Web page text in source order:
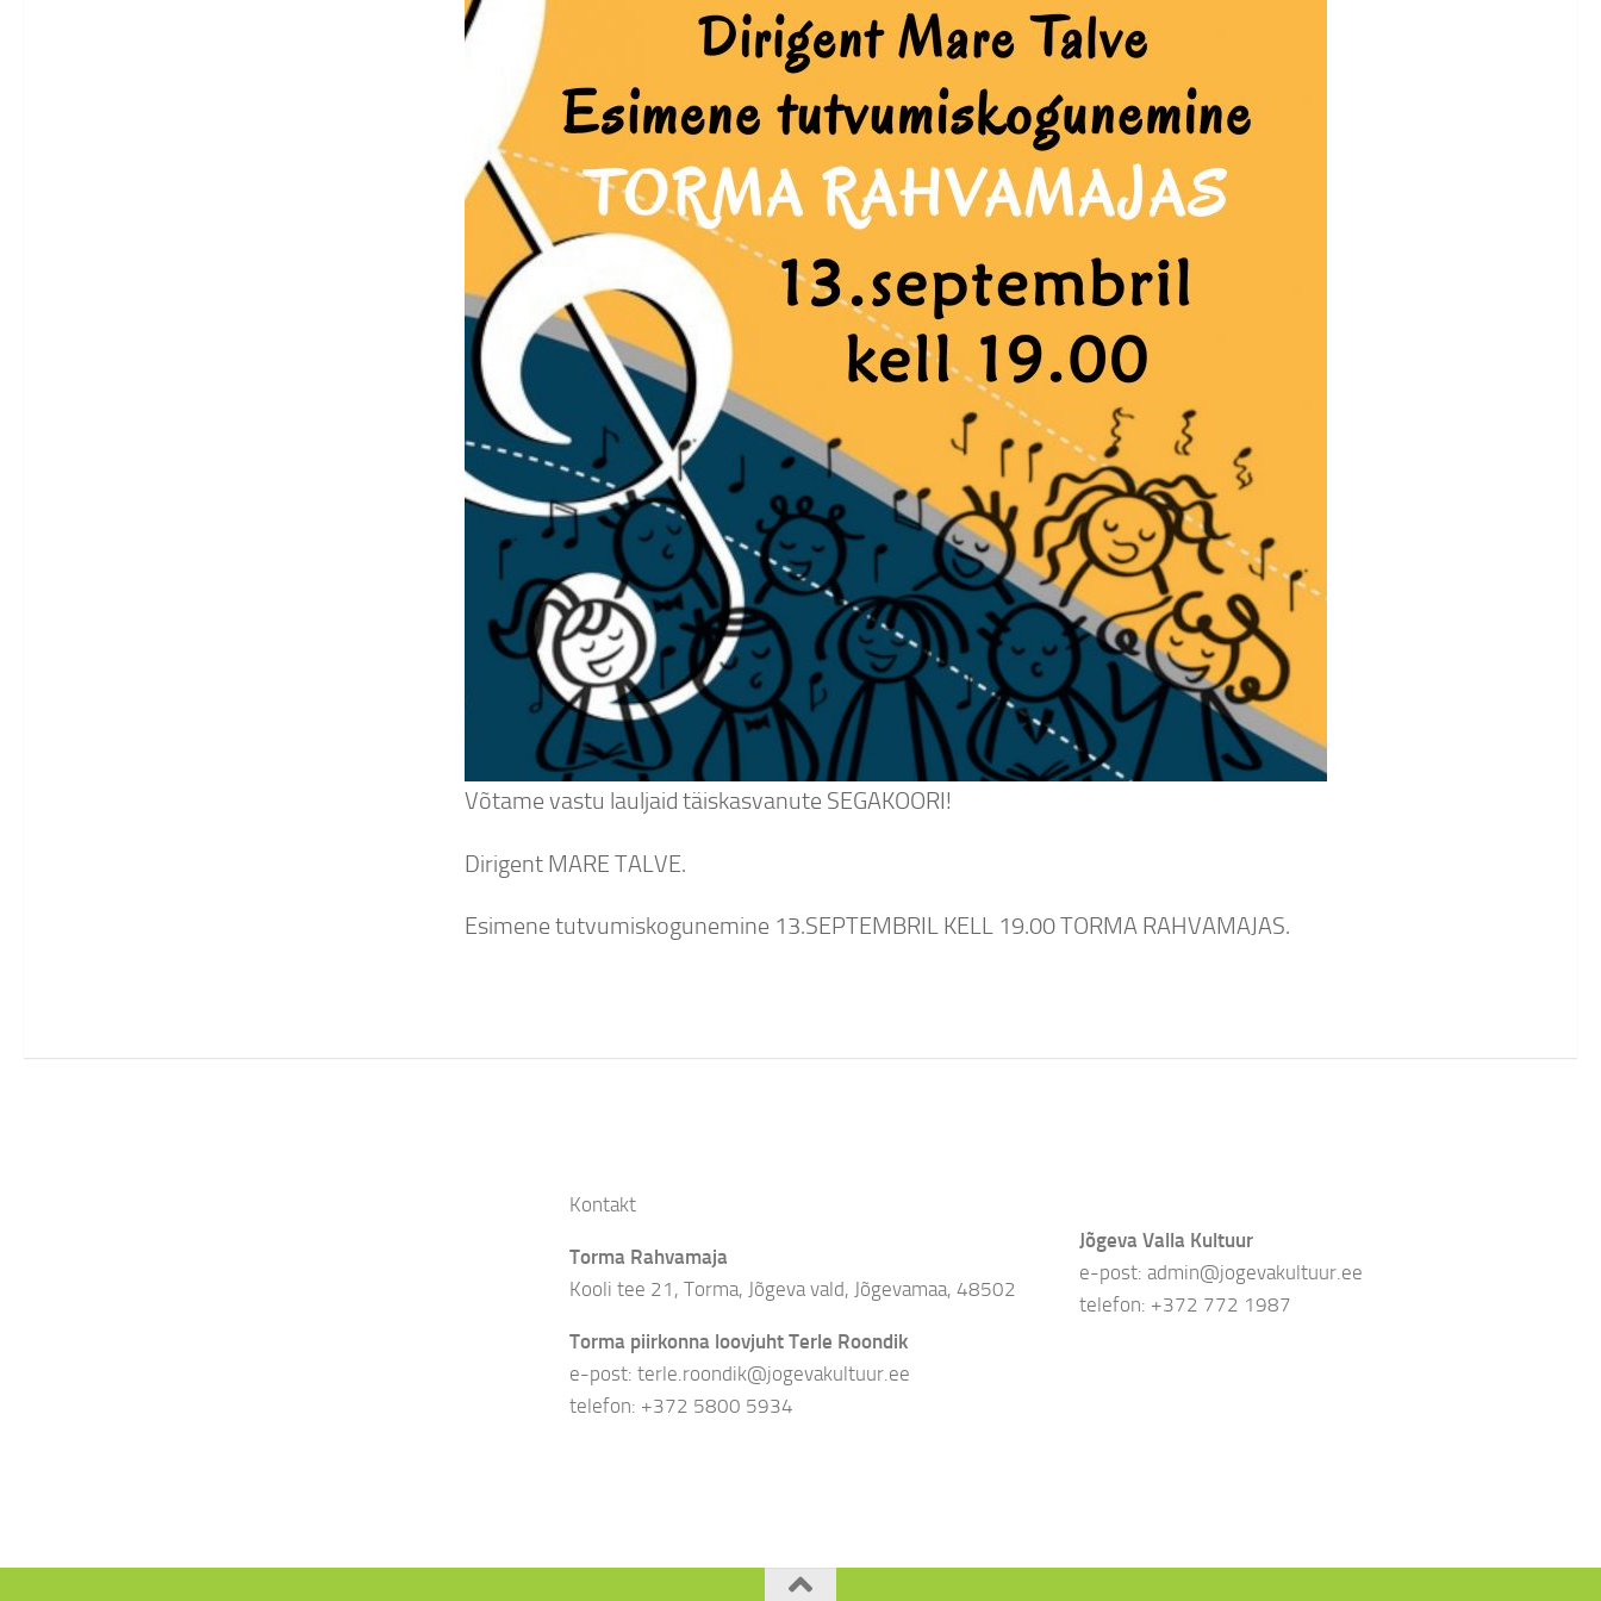
Võtame vastu lauljaid täiskasvanute SEGAKOORI!
Dirigent MARE TALVE.
Esimene tutvumiskogunemine 13.SEPTEMBRIL KELL 19.00 TORMA RAHVAMAJAS.
Kontakt
Torma Rahvamaja
Kooli tee 21, Torma, Jõgeva vald, Jõgevamaa, 48502
Torma piirkonna loovjuht Terle Roondik
e-post: terle.roondik@jogevakultuur.ee
telefon: +372 5800 5934
Jõgeva Valla Kultuur
e-post: admin@jogevakultuur.ee
telefon: +372 772 1987